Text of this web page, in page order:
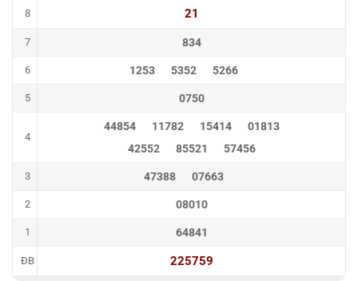
8 21
7 834
6 1253 5352 5266
5 0750
4
44854 11782 15414
01813
42552
85521 57456
3 47388 07663
2 08010
1 64841
ĐB 225759